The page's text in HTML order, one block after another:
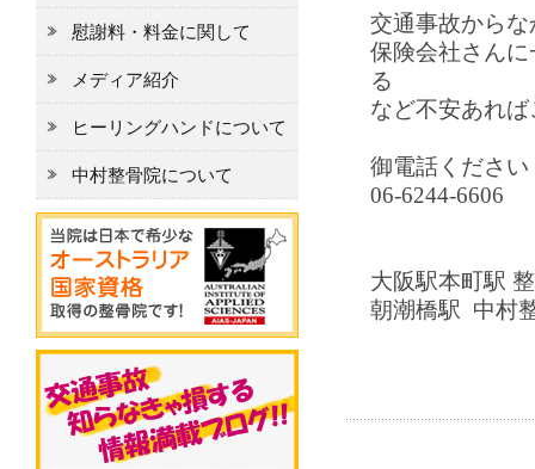
交通事故から
保険会社さん
る
など不安あれ
御電話ください
06-6244-6606
大阪駅本町駅
朝潮橋駅 中村
慰謝料・料金に関して
メディア紹介
ヒーリングハンドについて
中村整骨院について